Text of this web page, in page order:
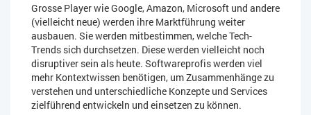
Grosse Player wie Google, Amazon, Microsoft und andere
(vielleicht neue) werden ihre Marktführung weiter
ausbauen. Sie werden mitbestimmen, welche Tech-
Trends sich durchsetzen. Diese werden vielleicht noch
disruptiver sein als heute. Softwareprofis werden viel
mehr Kontextwissen benötigen, um Zusammenhänge zu
verstehen und unterschiedliche Konzepte und Services
zielführend entwickeln und einsetzen zu können.